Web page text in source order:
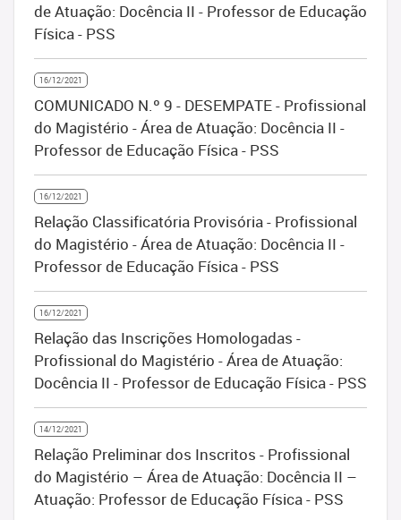
de Atuação: Docência II - Professor de Educação
Física - PSS
16/12/2021
COMUNICADO N.º 9 - DESEMPATE - Profissional
do Magistério - Área de Atuação: Docência II -
Professor de Educação Física - PSS
16/12/2021
Relação Classificatória Provisória - Profissional
do Magistério - Área de Atuação: Docência II -
Professor de Educação Física - PSS
16/12/2021
Relação das Inscrições Homologadas -
Profissional do Magistério - Área de Atuação:
Docência II - Professor de Educação Física - PSS
14/12/2021
Relação Preliminar dos Inscritos - Profissional
do Magistério – Área de Atuação: Docência II –
Atuação: Professor de Educação Física - PSS